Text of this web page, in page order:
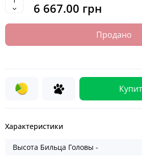
6 667.00 грн
Продано
Характеристики
Высота Бильца Головы -